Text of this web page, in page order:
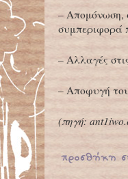
– Απομόνωση,
συμπεριφορά
– Αλλαγές
– Αποφυγή
(πηγή: